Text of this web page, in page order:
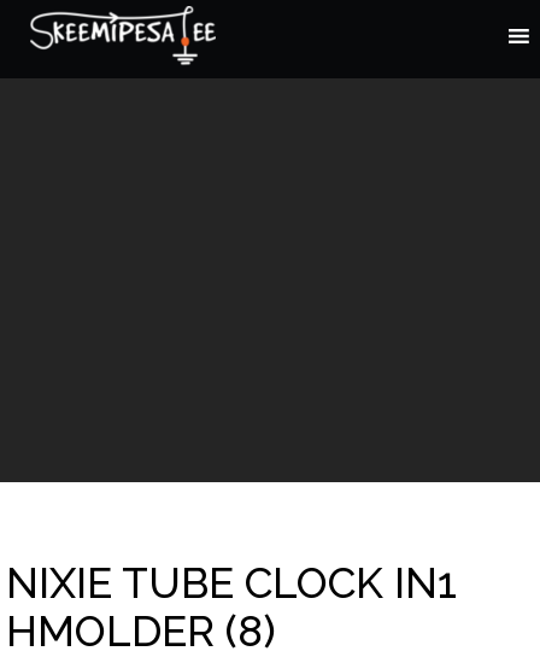
NIXIE TUBE CLOCK IN1
HMOLDER (8)